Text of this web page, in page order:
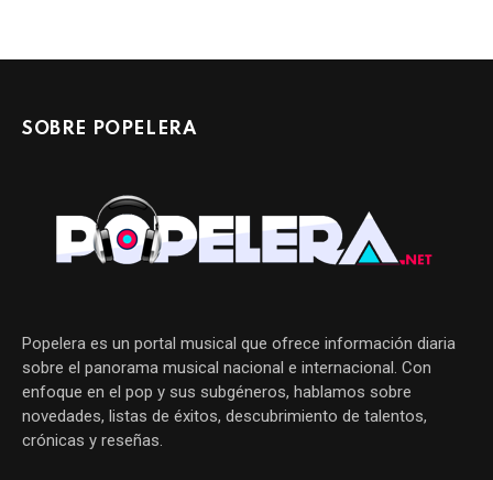
SOBRE POPELERA
Popelera es un portal musical que ofrece información diaria
sobre el panorama musical nacional e internacional. Con
enfoque en el pop y sus subgéneros, hablamos sobre
novedades, listas de éxitos, descubrimiento de talentos,
crónicas y reseñas.